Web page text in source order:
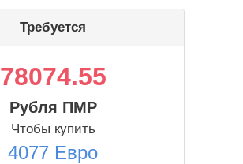
Требуется
78074.55
Рубля ПМР
Чтобы купить
4077 Евро